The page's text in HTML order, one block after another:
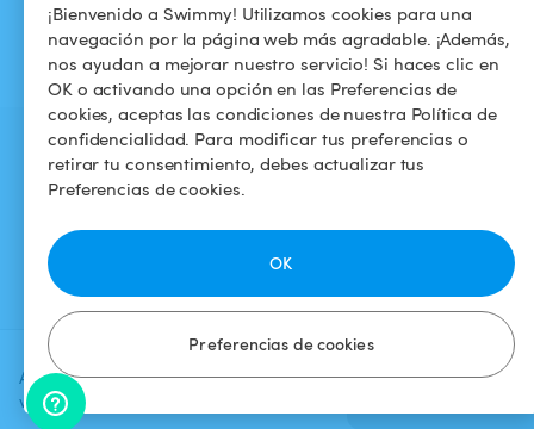
¡Bienvenido a Swimmy! Utilizamos cookies para una
navegación por la página web más agradable. ¡Además,
nos ayudan a mejorar nuestro servicio! Si haces clic en
OK o activando una opción en las Preferencias de
cookies, aceptas las condiciones de nuestra Política de
confidencialidad. Para modificar tus preferencias o
retirar tu consentimiento, debes actualizar tus
Preferencias de cookies.
Preferencias de cookies
OK
Agrega una fecha y un horario para
ver el precio
Verificar